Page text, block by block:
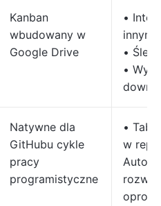
Kanban
wbudowany w
Google Drive
•
innymi
•
•
down i
Natywne dla
GitHubu cykle
pracy
programistyczne
•
w